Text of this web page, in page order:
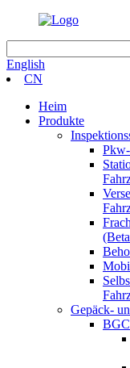
English
CN
Heim
Produkte
Gepäck-